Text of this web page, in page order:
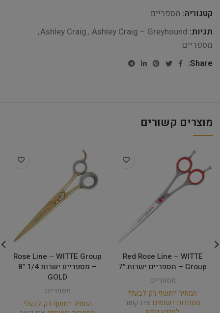
קטגוריה: מספריים
תגיות:
Ashley Craig, Ashley Craig – Greyhound
,
מספריים
Share:
מוצרים קשורים
Red Rose Line – WITTE
Group – מספריים ישרות 7″
מספריים
המחיר ייחשף רק לבעלי
מספרות רשומים צרו קשר
Rose Line – WITTE Group
– מספריים ישרות 1/4 8″
GOLD
מספריים
המחיר ייחשף רק לבעלי